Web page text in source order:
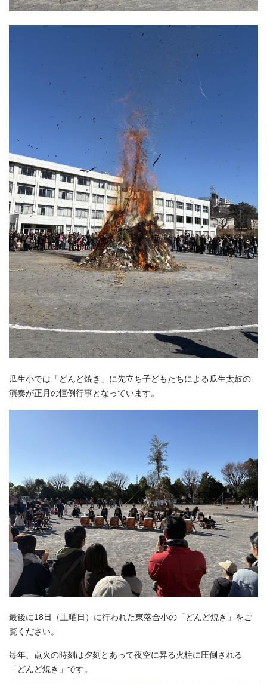
瓜生小では「どんど焼き」に先立ち子どもたちによる瓜生太鼓の
演奏が正月の恒例行事となっています。
最後に18日（土曜日）に行われた東落合小の「どんど焼き」をご
覧ください。
毎年、点火の時刻は夕刻とあって夜空に昇る火柱に圧倒される
「どんど焼き」です。